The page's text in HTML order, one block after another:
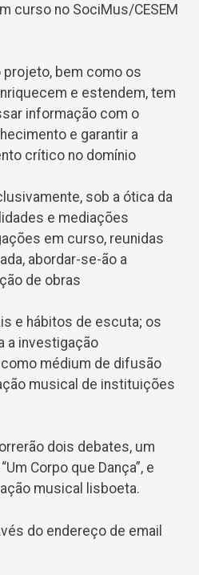
curso no SociMus/CESEM
projeto, bem como os
e estendem, tem
informação com o
e garantir a
crítico no domínio
sob a ótica da
e mediações
em curso, reunidas
abordar-se-ão a
de obras
e hábitos de escuta; os
a investigação
médium de difusão
musical de instituições
dois debates, um
Corpo que Dança”, e
musical lisboeta.
do endereço de email